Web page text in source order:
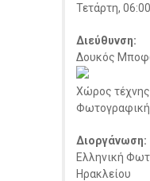
Τετάρτη,
Διεύθυνση:
Δουκός
Χώρος
Διοργάνωση:
Ελληνική
Ηρακλείου